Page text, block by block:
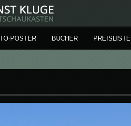
POSTER BÜCHER PREISLISTE